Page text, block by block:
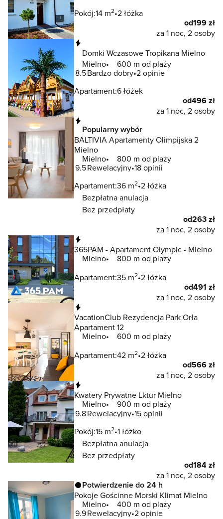
Pokój:14 m2 2 łóżka
od199 zł
za 1 noc, 2 osoby
Domki Wczasowe Tropikana Mielno
Mielno
600 m od plaży
8.5Bardzo dobry 2 opinie
Apartament:6 łóżek
od496 zł
za 1 noc, 2 osoby
Popularny wybór
BALTIVIA Apartamenty Olimpijska 2
Mielno
Mielno
800 m od plaży
9.5Rewelacyjny 18 opinii
Apartament:36 m2 2 łóżka
Bezpłatna anulacja
Bez przedpłaty
od263 zł
za 1 noc, 2 osoby
365PAM - Apartament Olympic - Mielno
Mielno
800 m od plaży
Apartament:35 m2 2 łóżka
od491 zł
za 1 noc, 2 osoby
VacationClub Rezydencja Park Orła
Apartament 12
Mielno
600 m od plaży
Apartament:42 m2 2 łóżka
od566 zł
za 1 noc, 2 osoby
Kwatery Prywatne Lktur Mielno
Mielno
900 m od plaży
9.8Rewelacyjny 15 opinii
Pokój:15 m2 1 łóżko
Bezpłatna anulacja
Bez przedpłaty
od184 zł
za 1 noc, 2 osoby
Potwierdzenie do 24 h
Pokoje Gościnne Morski Klimat Mielno
Mielno
400 m od plaży
9.9Rewelacyjny 2 opinie